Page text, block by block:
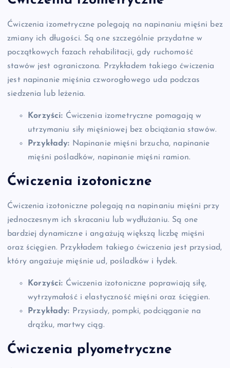
Ćwiczenia izometryczne polegają na napinaniu mięśni bez
zmiany ich długości. Są one szczególnie przydatne w
początkowych fazach rehabilitacji, gdy ruchomość
stawów jest ograniczona. Przykładem takiego ćwiczenia
jest napinanie mięśnia czworogłowego uda podczas
siedzenia lub leżenia.
Korzyści: Ćwiczenia izometryczne pomagają w
utrzymaniu siły mięśniowej bez obciążania stawów.
Przykłady: Napinanie mięśni brzucha, napinanie
mięśni pośladków, napinanie mięśni ramion.
Ćwiczenia izotoniczne
Ćwiczenia izotoniczne polegają na napinaniu mięśni przy
jednoczesnym ich skracaniu lub wydłużaniu. Są one
bardziej dynamiczne i angażują większą liczbę mięśni
oraz ścięgien. Przykładem takiego ćwiczenia jest przysiad,
który angażuje mięśnie ud, pośladków i łydek.
Korzyści: Ćwiczenia izotoniczne poprawiają siłę,
wytrzymałość i elastyczność mięśni oraz ścięgien.
Przykłady: Przysiady, pompki, podciąganie na
drążku, martwy ciąg.
Ćwiczenia plyometryczne